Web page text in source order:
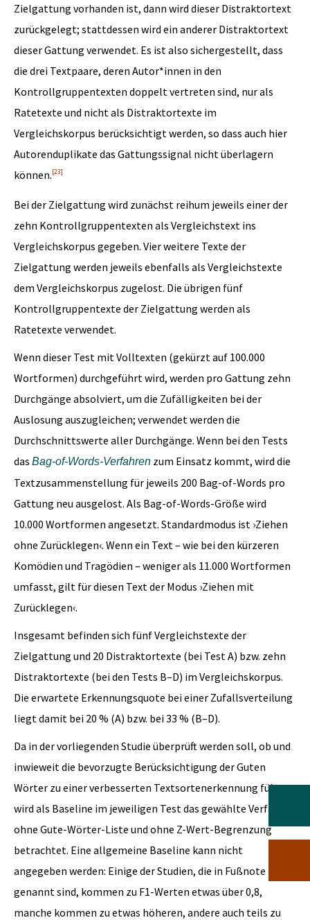
Zielgattung vorhanden ist, dann wird dieser Distraktortext
zurückgelegt; stattdessen wird ein anderer Distraktortext
dieser Gattung verwendet. Es ist also sichergestellt, dass
die drei Textpaare, deren Autor*innen in den
Kontrollgruppentexten doppelt vertreten sind, nur als
Ratetexte und nicht als Distraktortexte im
Vergleichskorpus berücksichtigt werden, so dass auch hier
Autorenduplikate das Gattungssignal nicht überlagern
können.[23]
Bei der Zielgattung wird zunächst reihum jeweils einer der
zehn Kontrollgruppentexten als Vergleichstext ins
Vergleichskorpus gegeben. Vier weitere Texte der
Zielgattung werden jeweils ebenfalls als Vergleichstexte
dem Vergleichskorpus zugelost. Die übrigen fünf
Kontrollgruppentexte der Zielgattung werden als
Ratetexte verwendet.
Wenn dieser Test mit Volltexten (gekürzt auf 100.000
Wortformen) durchgeführt wird, werden pro Gattung zehn
Durchgänge absolviert, um die Zufälligkeiten bei der
Auslosung auszugleichen; verwendet werden die
Durchschnittswerte aller Durchgänge. Wenn bei den Tests
das Bag-of-Words-Verfahren zum Einsatz kommt, wird die
Textzusammenstellung für jeweils 200 Bag-of-Words pro
Gattung neu ausgelost. Als Bag-of-Words-Größe wird
10.000 Wortformen angesetzt. Standardmodus ist ›Ziehen
ohne Zurücklegen‹. Wenn ein Text – wie bei den kürzeren
Komödien und Tragödien – weniger als 11.000 Wortformen
umfasst, gilt für diesen Text der Modus ›Ziehen mit
Zurücklegen‹.
Insgesamt befinden sich fünf Vergleichstexte der
Zielgattung und 20 Distraktortexte (bei Test A) bzw. zehn
Distraktortexte (bei den Tests B–D) im Vergleichskorpus.
Die erwartete Erkennungsquote bei einer Zufallsverteilung
liegt damit bei 20 % (A) bzw. bei 33 % (B–D).
Da in der vorliegenden Studie überprüft werden soll, ob und
inwieweit die bevorzugte Berücksichtigung der Guten
Wörter zu einer verbesserten Textsortenerkennung führt,
wird als Baseline im jeweiligen Test das gewählte Verfahren
ohne Gute-Wörter-Liste und ohne Z-Wert-Begrenzung
betrachtet. Eine allgemeine Baseline kann nicht
angegeben werden: Einige der Studien, die in Fußnote 2
genannt sind, kommen zu F1-Werten etwas über 0,8,
manche kommen zu etwas höheren, andere auch teils zu